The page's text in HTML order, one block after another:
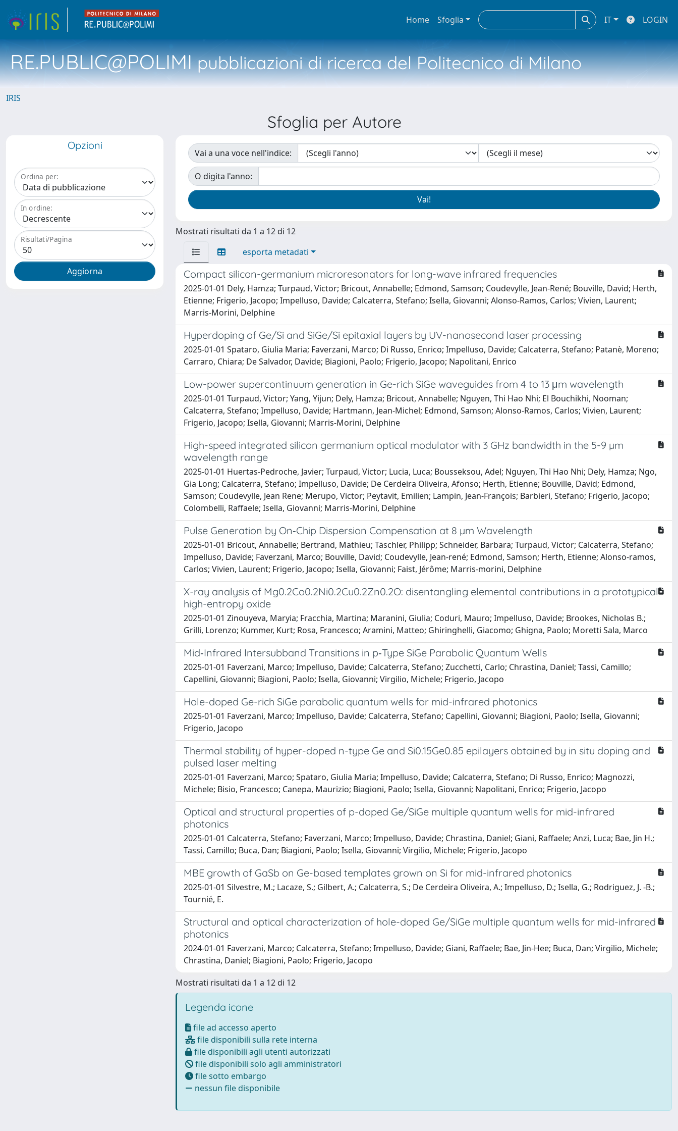
Home Sfoglia IT LOGIN
RE.PUBLIC@POLIMIpubblicazioni di ricerca del Politecnico di Milano
IRIS
Sfoglia per Autore
Opzioni
Ordina per:
In ordine:
Risultati/Pagina
Vai a una voce nell'indice:
O digita l'anno:
Mostrati risultati da 1 a 12 di 12
esporta metadati
Compact silicon-germanium microresonators for long-wave infrared frequencies
2025-01-01 Dely, Hamza; Turpaud, Victor; Bricout, Annabelle; Edmond, Samson; Coudevylle, Jean-René; Bouville, David; Herth,
Etienne; Frigerio, Jacopo; Impelluso, Davide; Calcaterra, Stefano; Isella, Giovanni; Alonso-Ramos, Carlos; Vivien, Laurent;
Marris-Morini, Delphine
Hyperdoping of Ge/Si and SiGe/Si epitaxial layers by UV-nanosecond laser processing
2025-01-01 Spataro, Giulia Maria; Faverzani, Marco; Di Russo, Enrico; Impelluso, Davide; Calcaterra, Stefano; Patanè, Moreno;
Carraro, Chiara; De Salvador, Davide; Biagioni, Paolo; Frigerio, Jacopo; Napolitani, Enrico
Low-power supercontinuum generation in Ge-rich SiGe waveguides from 4 to 13 μm wavelength
2025-01-01 Turpaud, Victor; Yang, Yijun; Dely, Hamza; Bricout, Annabelle; Nguyen, Thi Hao Nhi; El Bouchikhi, Nooman;
Calcaterra, Stefano; Impelluso, Davide; Hartmann, Jean-Michel; Edmond, Samson; Alonso-Ramos, Carlos; Vivien, Laurent;
Frigerio, Jacopo; Isella, Giovanni; Marris-Morini, Delphine
High-speed integrated silicon germanium optical modulator with 3 GHz bandwidth in the 5-9 µm
wavelength range
2025-01-01 Huertas-Pedroche, Javier; Turpaud, Victor; Lucia, Luca; Bousseksou, Adel; Nguyen, Thi Hao Nhi; Dely, Hamza; Ngo,
Gia Long; Calcaterra, Stefano; Impelluso, Davide; De Cerdeira Oliveira, Afonso; Herth, Etienne; Bouville, David; Edmond,
Samson; Coudevylle, Jean Rene; Merupo, Victor; Peytavit, Emilien; Lampin, Jean-François; Barbieri, Stefano; Frigerio, Jacopo;
Colombelli, Raffaele; Isella, Giovanni; Marris-Morini, Delphine
Pulse Generation by On‐Chip Dispersion Compensation at 8 µm Wavelength
2025-01-01 Bricout, Annabelle; Bertrand, Mathieu; Täschler, Philipp; Schneider, Barbara; Turpaud, Victor; Calcaterra, Stefano;
Impelluso, Davide; Faverzani, Marco; Bouville, David; Coudevylle, Jean‐rené; Edmond, Samson; Herth, Etienne; Alonso‐ramos,
Carlos; Vivien, Laurent; Frigerio, Jacopo; Isella, Giovanni; Faist, Jérôme; Marris‐morini, Delphine
X-ray analysis of Mg0.2Co0.2Ni0.2Cu0.2Zn0.2O: disentangling elemental contributions in a prototypical
high-entropy oxide
2025-01-01 Zinouyeva, Maryia; Fracchia, Martina; Maranini, Giulia; Coduri, Mauro; Impelluso, Davide; Brookes, Nicholas B.;
Grilli, Lorenzo; Kummer, Kurt; Rosa, Francesco; Aramini, Matteo; Ghiringhelli, Giacomo; Ghigna, Paolo; Moretti Sala, Marco
Mid‐Infrared Intersubband Transitions in p‐Type SiGe Parabolic Quantum Wells
2025-01-01 Faverzani, Marco; Impelluso, Davide; Calcaterra, Stefano; Zucchetti, Carlo; Chrastina, Daniel; Tassi, Camillo;
Capellini, Giovanni; Biagioni, Paolo; Isella, Giovanni; Virgilio, Michele; Frigerio, Jacopo
Hole-doped Ge-rich SiGe parabolic quantum wells for mid-infrared photonics
2025-01-01 Faverzani, Marco; Impelluso, Davide; Calcaterra, Stefano; Capellini, Giovanni; Biagioni, Paolo; Isella, Giovanni;
Frigerio, Jacopo
Thermal stability of hyper-doped n-type Ge and Si0.15Ge0.85 epilayers obtained by in situ doping and
pulsed laser melting
2025-01-01 Faverzani, Marco; Spataro, Giulia Maria; Impelluso, Davide; Calcaterra, Stefano; Di Russo, Enrico; Magnozzi,
Michele; Bisio, Francesco; Canepa, Maurizio; Biagioni, Paolo; Isella, Giovanni; Napolitani, Enrico; Frigerio, Jacopo
Optical and structural properties of p-doped Ge/SiGe multiple quantum wells for mid-infrared
photonics
2025-01-01 Calcaterra, Stefano; Faverzani, Marco; Impelluso, Davide; Chrastina, Daniel; Giani, Raffaele; Anzi, Luca; Bae, Jin H.;
Tassi, Camillo; Buca, Dan; Biagioni, Paolo; Isella, Giovanni; Virgilio, Michele; Frigerio, Jacopo
MBE growth of GaSb on Ge-based templates grown on Si for mid-infrared photonics
2025-01-01 Silvestre, M.; Lacaze, S.; Gilbert, A.; Calcaterra, S.; De Cerdeira Oliveira, A.; Impelluso, D.; Isella, G.; Rodriguez, J. -B.;
Tournié, E.
Structural and optical characterization of hole-doped Ge/SiGe multiple quantum wells for mid-infrared
photonics
2024-01-01 Faverzani, Marco; Calcaterra, Stefano; Impelluso, Davide; Giani, Raffaele; Bae, Jin-Hee; Buca, Dan; Virgilio, Michele;
Chrastina, Daniel; Biagioni, Paolo; Frigerio, Jacopo
Mostrati risultati da 1 a 12 di 12
Legenda icone
file ad accesso aperto
file disponibili sulla rete interna
file disponibili agli utenti autorizzati
file disponibili solo agli amministratori
file sotto embargo
nessun file disponibile